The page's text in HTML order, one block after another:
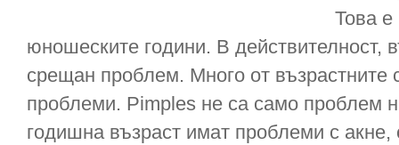
Това е
юношеските години. В действителност,
срещан проблем. Много от възрастните
проблеми. Pimples не са само проблем
годишна възраст имат проблеми с